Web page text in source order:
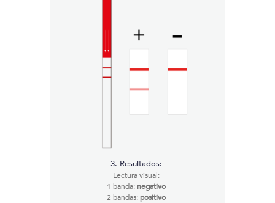
3. Resultados:
Lectura visual:
1 banda:negativo
2 bandas:positivo